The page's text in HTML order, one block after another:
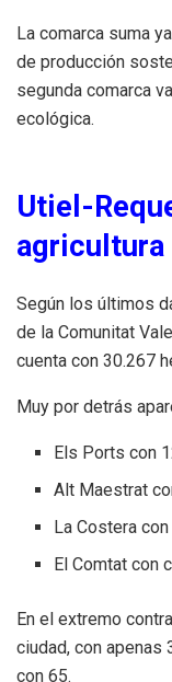
La comarca suma
de producción
segunda comarca
ecológica.
Utiel-
agricultura
Según los últimos
de la Comunitat
cuenta con 30.267
Muy por detrás
Els Ports con
Alt Maestrat
La Costera
El Comtat con
En el extremo
ciudad, con
con 65.